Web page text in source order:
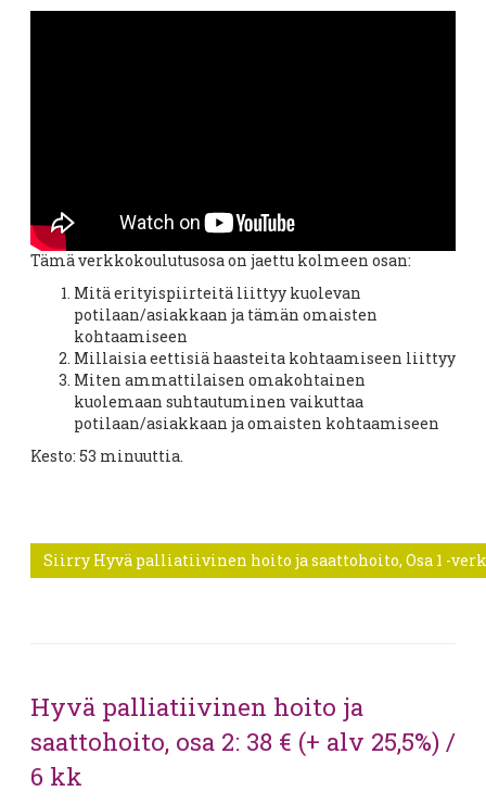
Tämä verkkokoulutusosa on jaettu kolmeen osan:
Mitä erityispiirteitä liittyy kuolevan
potilaan/asiakkaan ja tämän omaisten
kohtaamiseen
Millaisia eettisiä haasteita kohtaamiseen liittyy
Miten ammattilaisen omakohtainen
kuolemaan suhtautuminen vaikuttaa
potilaan/asiakkaan ja omaisten kohtaamiseen
Kesto: 53 minuuttia.
Siirry Hyvä palliatiivinen hoito ja saattohoito, Osa 1 -
Hyvä palliatiivinen hoito ja
saattohoito, osa 2: 38 € (+ alv 25,5%) /
6 kk